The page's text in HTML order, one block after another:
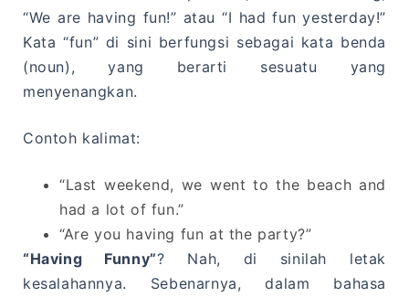
“We are having fun!” atau “I had fun yesterday!”
Kata “fun” di sini berfungsi sebagai kata benda
(noun), yang berarti sesuatu yang
menyenangkan.
Contoh kalimat:
“Last weekend, we went to the beach and
had a lot of fun.”
“Are you having fun at the party?”
“Having Funny”? Nah, di sinilah letak
kesalahannya. Sebenarnya, dalam bahasa